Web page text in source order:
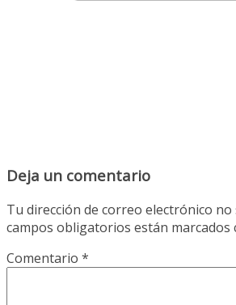
Deja un comentario
Tu dirección de correo electrónico no
campos obligatorios están marcados
Comentario *